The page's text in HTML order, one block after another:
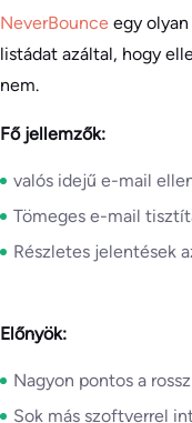
NeverBounce egy
listádat azáltal, hogy
nem.
Fő jellemzők:
valós idejű e-mail
Tömeges e-mail
Részletes jelentések
Előnyök:
Nagyon pontos a
Sok más szoftverrel